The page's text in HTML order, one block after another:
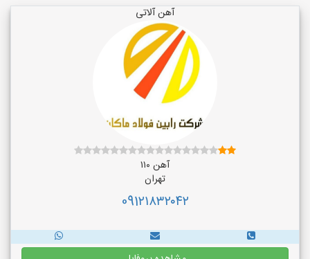
آهن آلاتی
آهن ۱۱۰
تهران
091۲۱۸۳۲۰۴۲